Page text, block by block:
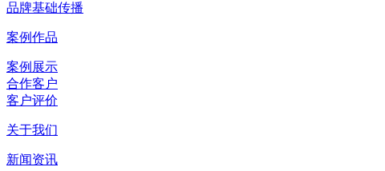
品牌基础传播
案例作品
案例展示
合作客户
客户评价
关于我们
新闻资讯